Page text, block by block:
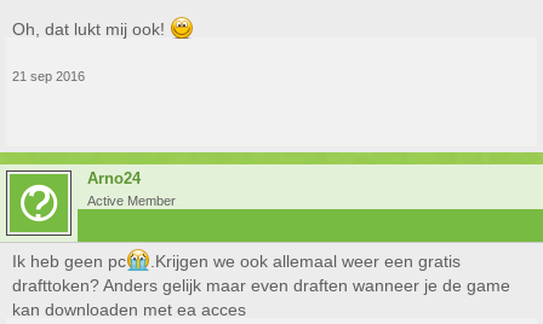
Oh, dat lukt mij ook!
21 sep 2016
Arno24
Active Member
Ik heb geen pc
.Krijgen we ook allemaal weer een gratis
drafttoken? Anders gelijk maar even draften wanneer je de game
kan downloaden met ea acces